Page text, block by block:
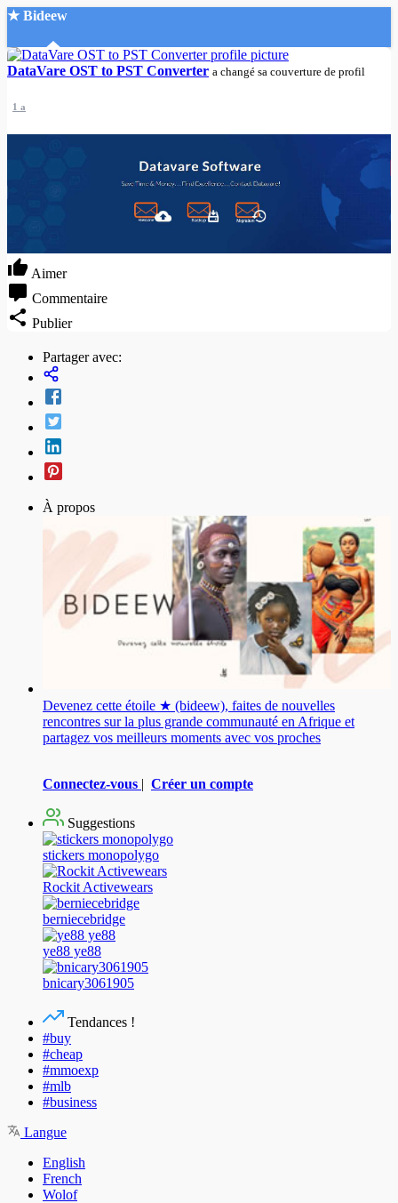
★ Bideew
Accueil
DataVare OST to PST Converter a changé sa couverture de profil
1 a
Aimer
Commentaire
Publier
Partager avec:
À propos
Devenez cette étoile ★ (bideew), faites de nouvelles
rencontres sur la plus grande communauté en Afrique et
partagez vos meilleurs moments avec vos proches
Connectez-vous | Créer un compte
Suggestions
stickers monopolygo
Rockit Activewears
berniecebridge
ye88 ye88
bnicary3061905
Tendances !
#buy
#cheap
#mmoexp
#mlb
#business
Langue
English
French
Wolof